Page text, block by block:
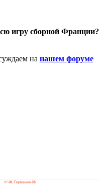
игру сборной Франции?
на нашем форуме